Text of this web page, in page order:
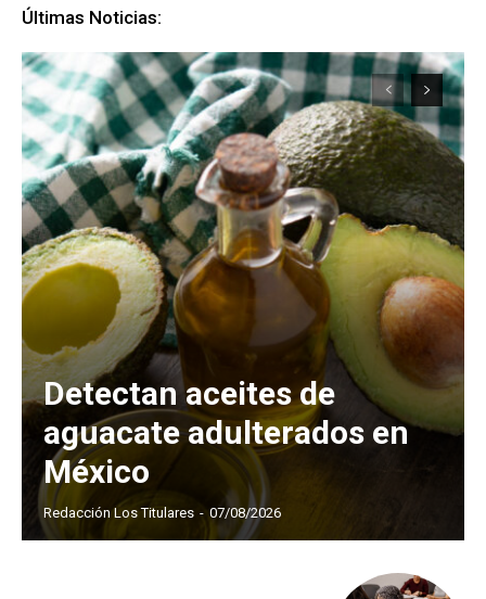
Últimas Noticias:
Detectan aceites de
aguacate adulterados en
México
Redacción Los Titulares - 07/08/2026